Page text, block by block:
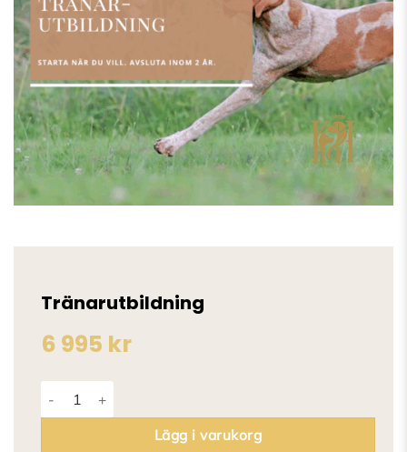
Tränarutbildning
6 995 kr
Tränarutbildning mängd
Lägg i varukorg